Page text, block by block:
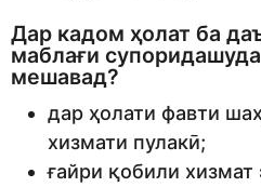
Дар кадом ҳолат ба
маблағи
мешавад?
дар ҳолати фавти
хизмати пулакӣ;
ғайри қобили